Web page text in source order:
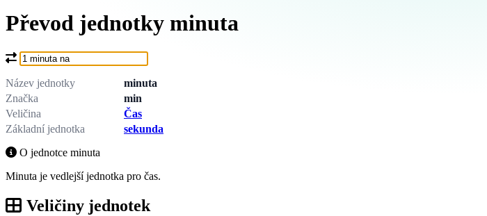
Převod jednotky minuta
Co chcete převést?
Název jednotky
minuta
Značka
min
Veličina
Čas
Základní jednotka
sekunda
O jednotce minuta
Minuta je vedlejší jednotka pro čas.
Veličiny jednotek